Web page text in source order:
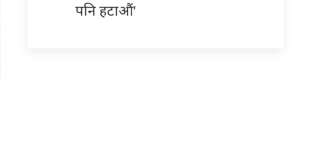
पनि हटाऔं'